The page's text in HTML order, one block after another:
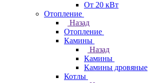
От 20 кВт
Отопление
Назад
Отопление
Камины
Назад
Камины
Камины дровяные
Котлы